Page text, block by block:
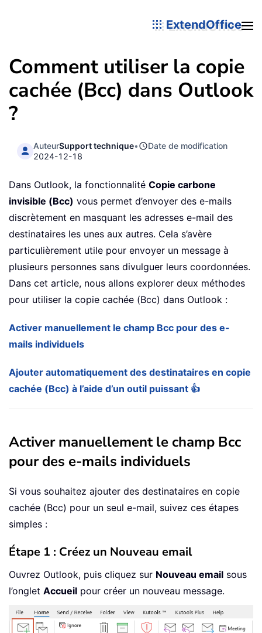
ExtendOffice
Comment utiliser la copie
cachée (Bcc) dans Outlook
?
AuteurSupport technique•
Date de modification
2024-12-18
Dans Outlook, la fonctionnalité Copie carbone
invisible (Bcc) vous permet d’envoyer des e-mails
discrètement en masquant les adresses e-mail des
destinataires les unes aux autres. Cela s’avère
particulièrement utile pour envoyer un message à
plusieurs personnes sans divulguer leurs coordonnées.
Dans cet article, nous allons explorer deux méthodes
pour utiliser la copie cachée (Bcc) dans Outlook :
Activer manuellement le champ Bcc pour des e-
mails individuels
Ajouter automatiquement des destinataires en copie
cachée (Bcc) à l’aide d’un outil puissant 👍
Activer manuellement le champ Bcc
pour des e-mails individuels
Si vous souhaitez ajouter des destinataires en copie
cachée (Bcc) pour un seul e-mail, suivez ces étapes
simples :
Étape 1 : Créez un Nouveau email
Ouvrez Outlook, puis cliquez sur Nouveau email sous
l’onglet Accueil pour créer un nouveau message.